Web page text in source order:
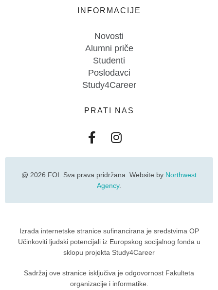
INFORMACIJE
Novosti
Alumni priče
Studenti
Poslodavci
Study4Career
PRATI NAS
@ 2026 FOI. Sva prava pridržana. Website by Northwest
Agency.
Izrada internetske stranice sufinancirana je sredstvima OP
Učinkoviti ljudski potencijali iz Europskog socijalnog fonda u
sklopu projekta Study4Career
Sadržaj ove stranice isključiva je odgovornost Fakulteta
organizacije i informatike.